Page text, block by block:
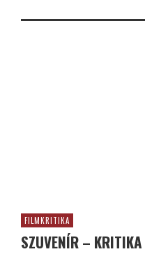
FILMKRITIKA
SZUVENÍR – KRITIKA